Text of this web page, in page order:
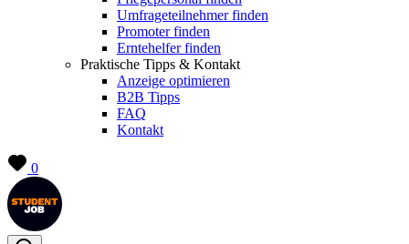
Umfrageteilnehmer finden
Promoter finden
Erntehelfer finden
Praktische Tipps & Kontakt
Anzeige optimieren
B2B Tipps
FAQ
Kontakt
0